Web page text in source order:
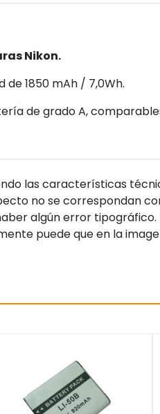
Nikon.
1850 mAh / 7,0Wh.
de grado A,
las características
no se correspondan
algún error
puede que en la